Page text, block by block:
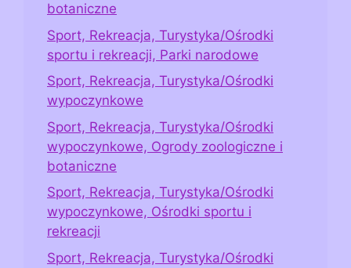
botaniczne
Sport, Rekreacja, Turystyka/Ośrodki
sportu i rekreacji, Parki narodowe
Sport, Rekreacja, Turystyka/Ośrodki
wypoczynkowe
Sport, Rekreacja, Turystyka/Ośrodki
wypoczynkowe, Ogrody zoologiczne i
botaniczne
Sport, Rekreacja, Turystyka/Ośrodki
wypoczynkowe, Ośrodki sportu i
rekreacji
Sport, Rekreacja, Turystyka/Ośrodki